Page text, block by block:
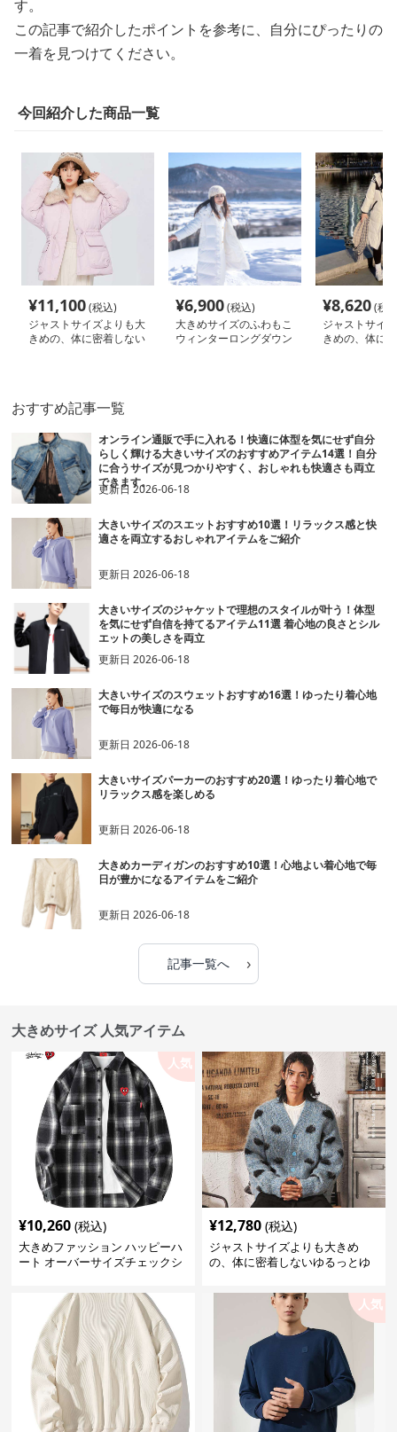
す。
この記事で紹介したポイントを参考に、自分にぴったりの
一着を見つけてください。
今回紹介した商品一覧
¥11,100(税込)
ジャストサイズよりも大
きめの、体に密着しない
¥6,900(税込)
大きめサイズのふわもこ
ウィンターロングダウン
¥8,620(税
ジャストサイ
きめの、体に
おすすめ記事一覧
オンライン通販で手に入れる！快適に体型を気にせず自分
らしく輝ける大きいサイズのおすすめアイテム14選！自分
に合うサイズが見つかりやすく、おしゃれも快適さも両立
できます。
更新日2026-06-18
大きいサイズのスエットおすすめ10選！リラックス感と快
適さを両立するおしゃれアイテムをご紹介
更新日2026-06-18
大きいサイズのジャケットで理想のスタイルが叶う！体型
を気にせず自信を持てるアイテム11選 着心地の良さとシル
エットの美しさを両立
更新日2026-06-18
大きいサイズのスウェットおすすめ16選！ゆったり着心地
で毎日が快適になる
更新日2026-06-18
大きいサイズパーカーのおすすめ20選！ゆったり着心地で
リラックス感を楽しめる
更新日2026-06-18
大きめカーディガンのおすすめ10選！心地よい着心地で毎
日が豊かになるアイテムをご紹介
更新日2026-06-18
記事一覧へ ›
大きめサイズ 人気アイテム
人気
¥10,260 (税込)
大きめファッション ハッピーハ
ート オーバーサイズチェックシ
¥12,780 (税込)
ジャストサイズよりも大きめ
の、体に密着しないゆるっとゆ
ゆったりドット柄モヘアカーデ
人気